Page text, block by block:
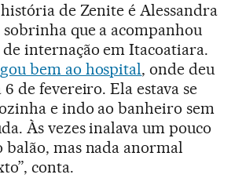
de Zenite é Alessandra
que a acompanhou
internação em Itacoatiara.
bem ao hospital, onde deu
de fevereiro. Ela estava se
e indo ao banheiro sem
Às vezes inalava um pouco
mas nada anormal
conta.